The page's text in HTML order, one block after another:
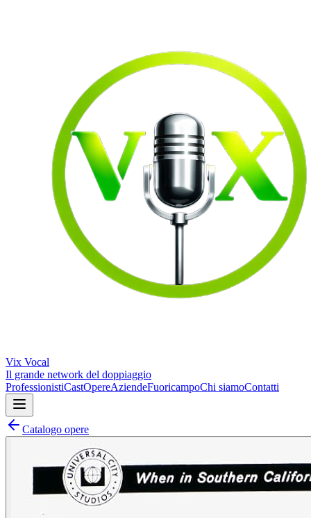
Vix Vocal
Il grande network del doppiaggio
ProfessionistiCastOpereAziendeFuoricampoChi siamoContatti
Catalogo opere